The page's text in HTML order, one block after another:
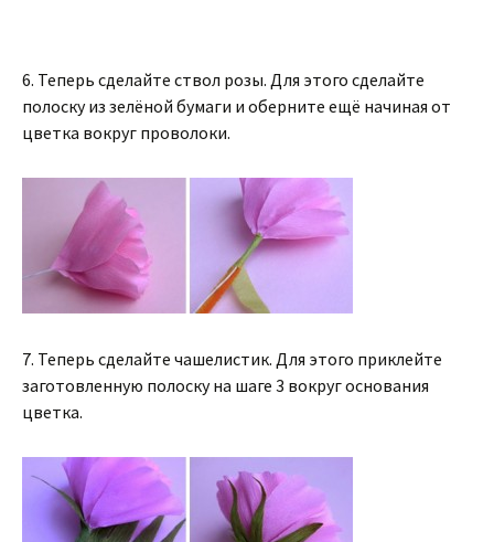
6. Теперь сделайте ствол розы. Для этого сделайте
полоску из зелёной бумаги и оберните ещё начиная от
цветка вокруг проволоки.
7. Теперь сделайте чашелистик. Для этого приклейте
заготовленную полоску на шаге 3 вокруг основания
цветка.